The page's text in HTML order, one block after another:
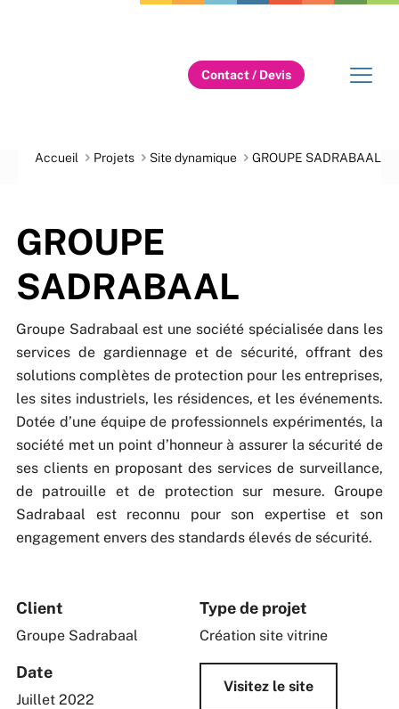
Contact / Devis
Accueil Projets Site dynamique GROUPE SADRABAAL
GROUPE
SADRABAAL
Groupe Sadrabaal est une société spécialisée dans les
services de gardiennage et de sécurité, offrant des
solutions complètes de protection pour les entreprises,
les sites industriels, les résidences, et les événements.
Dotée d’une équipe de professionnels expérimentés, la
société met un point d’honneur à assurer la sécurité de
ses clients en proposant des services de surveillance,
de patrouille et de protection sur mesure. Groupe
Sadrabaal est reconnu pour son expertise et son
engagement envers des standards élevés de sécurité.
Client
Groupe Sadrabaal
Type de projet
Création site vitrine
Date
Juillet 2022
Visitez le site